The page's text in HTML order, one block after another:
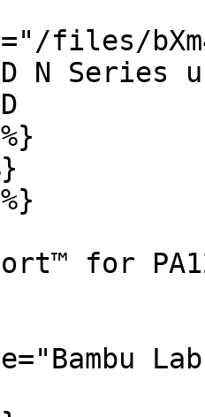
files/
N Series
for